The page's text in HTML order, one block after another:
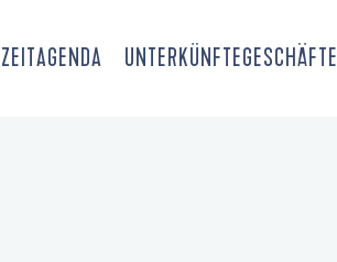
AGENDA UNTERKÜNFTEGESCHÄFTE